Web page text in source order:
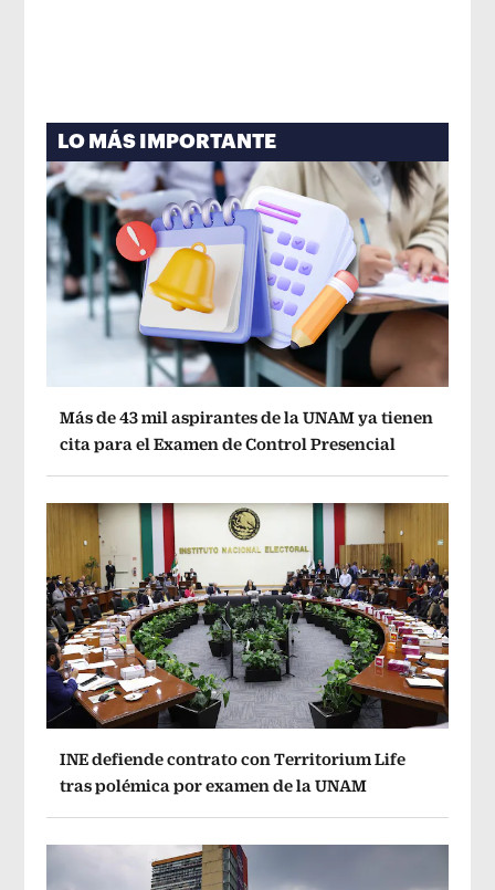
LO MÁS IMPORTANTE
Más de 43 mil aspirantes de la UNAM ya tienen
cita para el Examen de Control Presencial
INE defiende contrato con Territorium Life
tras polémica por examen de la UNAM